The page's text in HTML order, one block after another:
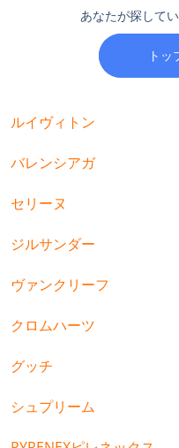
あなたが探して
トッ
ルイヴィトン
バレンシアガ
セリーヌ
ジルサンダー
ヴァンクリーフ
クロムハーツ
グッチ
シュプリーム